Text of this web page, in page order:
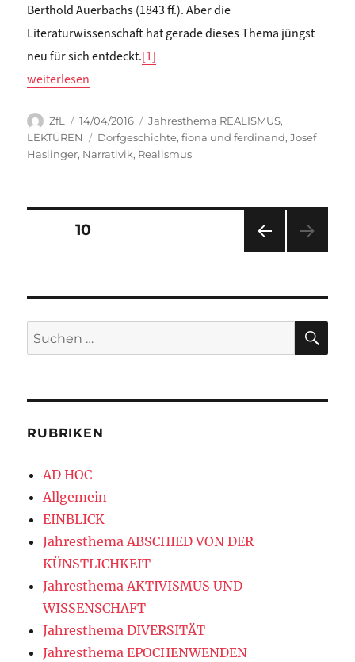
Berthold Auerbachs (1843 ff.). Aber die
Literaturwissenschaft hat gerade dieses Thema jüngst
neu für sich entdeckt.[1]
„Natalie Moser: REALISMUS FÜR DAS 21. JAHRHUNDERT
weiterlesen
Autor
ZfL
Veröffentlicht
am
14/04/2016 Kategorien
Jahresthema REALISMUS,
LEKTÜREN
Schlagwörter
Dorfgeschichte,fiona und ferdinand,Josef
Haslinger, Narrativik, Realismus
Seitennummerierung
Beiträge
SEIT
E
SEITE10
Suchen
nach:
RUBRIKEN
AD HOC
Allgemein
EINBLICK
Jahresthema ABSCHIED VON DER
KÜNSTLICHKEIT
Jahresthema AKTIVISMUS UND
WISSENSCHAFT
Jahresthema DIVERSITÄT
Jahresthema EPOCHENWENDEN